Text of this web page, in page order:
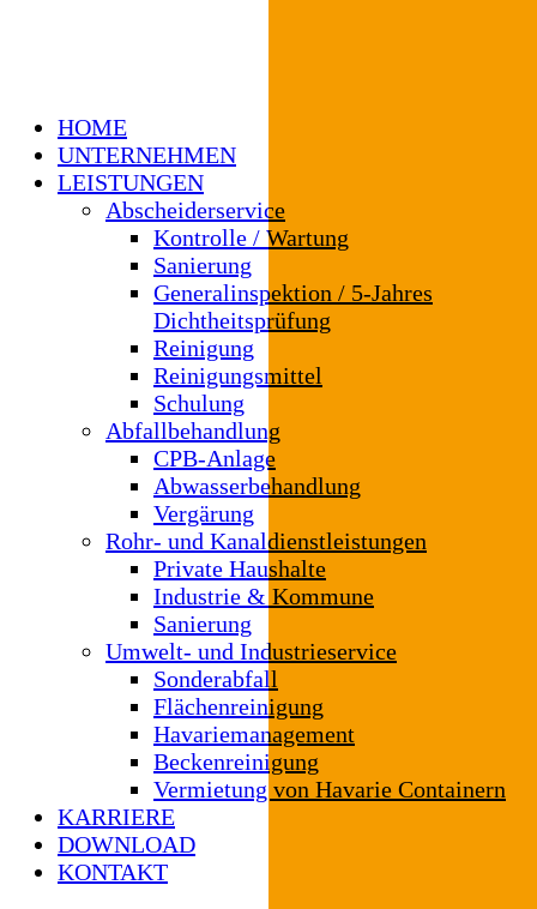
HOME
UNTERNEHMEN
LEISTUNGEN
Abscheiderservice
Kontrolle / Wartung
Sanierung
Generalinspektion / 5-Jahres
Dichtheitsprüfung
Reinigung
Reinigungsmittel
Schulung
Abfallbehandlung
CPB-Anlage
Abwasserbehandlung
Vergärung
Rohr- und Kanaldienstleistungen
Private Haushalte
Industrie & Kommune
Sanierung
Umwelt- und Industrieservice
Sonderabfall
Flächenreinigung
Havariemanagement
Beckenreinigung
Vermietung von Havarie Containern
KARRIERE
DOWNLOAD
KONTAKT